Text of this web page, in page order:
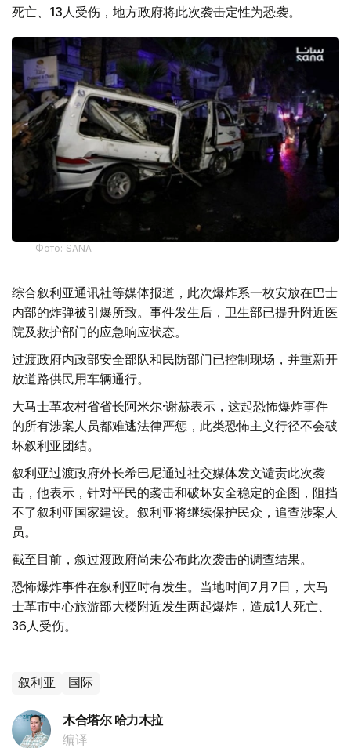
死亡、13人受伤，地方政府将此次袭击定性为恐袭。
Фото: SANA
综合叙利亚通讯社等媒体报道，此次爆炸系一枚安放在巴士
内部的炸弹被引爆所致。事件发生后，卫生部已提升附近医
院及救护部门的应急响应状态。
过渡政府内政部安全部队和民防部门已控制现场，并重新开
放道路供民用车辆通行。
大马士革农村省省长阿米尔·谢赫表示，这起恐怖爆炸事件
的所有涉案人员都难逃法律严惩，此类恐怖主义行径不会破
坏叙利亚团结。
叙利亚过渡政府外长希巴尼通过社交媒体发文谴责此次袭
击，他表示，针对平民的袭击和破坏安全稳定的企图，阻挡
不了叙利亚国家建设。叙利亚将继续保护民众，追查涉案人
员。
截至目前，叙过渡政府尚未公布此次袭击的调查结果。
恐怖爆炸事件在叙利亚时有发生。当地时间7月7日，大马
士革市中心旅游部大楼附近发生两起爆炸，造成1人死亡、
36人受伤。
叙利亚 国际
木合塔尔 哈力木拉
编译